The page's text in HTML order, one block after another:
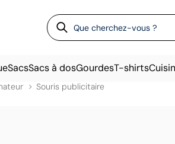
SacsSacs à dosGourdesT-shirts
Souris publicitaire